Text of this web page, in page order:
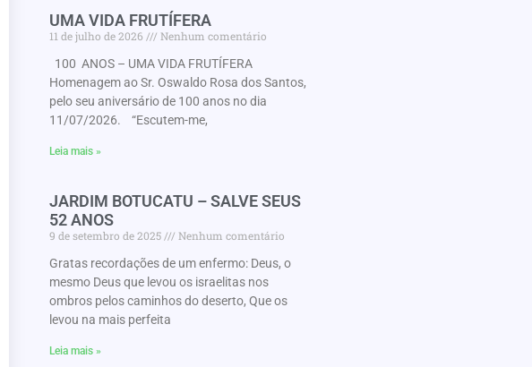
UMA VIDA FRUTÍFERA
11 de julho de 2026
Nenhum comentário
100 ANOS – UMA VIDA FRUTÍFERA
Homenagem ao Sr. Oswaldo Rosa dos Santos,
pelo seu aniversário de 100 anos no dia
11/07/2026. “Escutem-me,
Leia mais »
JARDIM BOTUCATU – SALVE SEUS
52 ANOS
9 de setembro de 2025
Nenhum comentário
Gratas recordações de um enfermo: Deus, o
mesmo Deus que levou os israelitas nos
ombros pelos caminhos do deserto, Que os
levou na mais perfeita
Leia mais »